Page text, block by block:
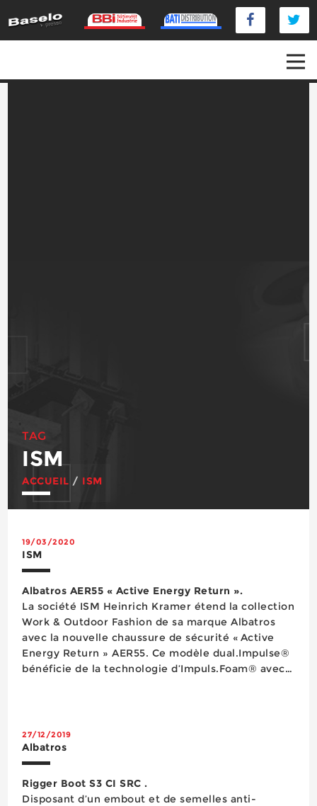
TAG
ISM
ACCUEIL / ISM
19/03/2020
ISM
Albatros AER55 « Active Energy Return ».
La société ISM Heinrich Kramer étend la collection
Work & Outdoor Fashion de sa marque Albatros
avec la nouvelle chaussure de sécurité « Active
Energy Return » AER55. Ce modèle dual.Impulse®
bénéficie de la technologie d’Impuls.Foam® avec
27/12/2019
Albatros
Rigger Boot S3 CI SRC .
Disposant d’un embout et de semelles anti-